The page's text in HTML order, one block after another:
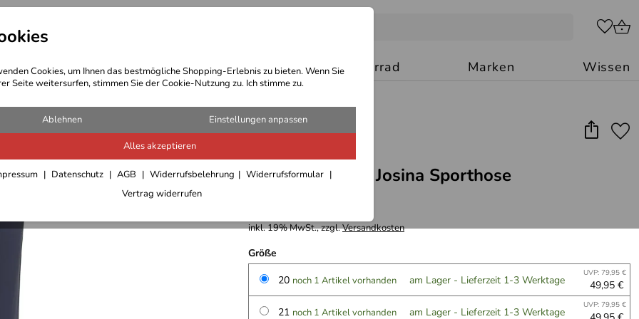
Cookies, um Ihnen das bestmögliche Shopping-Erlebnis zu bieten. Wenn Sie
Seite weitersurfen, stimmen Sie der Cookie-Nutzung zu. Ich stimme zu.
Ablehnen Einstellungen anpassen
Alles akzeptieren
Datenschutz AGB Widerrufsbelehrung
Widerrufsformular
Vertrag widerrufen
Bekleidung Outdoor Ausrüstung Motorrad Marken Wissen
Joy Sportswear Josina Sporthose
inkl. 19% MwSt., zzgl.Versandkosten
Größe
20 noch 1 Artikel vorhanden am Lager - Lieferzeit 1-3 Werktage UVP: 79,95 €
49,95 €
21 noch 1 Artikel vorhanden am Lager - Lieferzeit 1-3 Werktage UVP: 79,95 €